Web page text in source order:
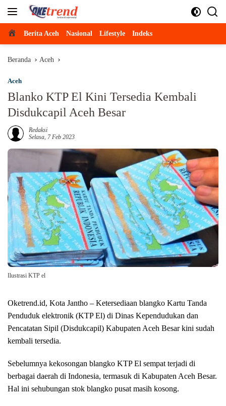
Beranda
Berita Aceh Nasional Lifestyle Indeks
Beranda Aceh
Aceh
Blanko KTP El Kini Tersedia Kembali
Disdukcapil Aceh Besar
Redaksi
Selasa, 7 Feb 2023
Ilustrasi KTP el
Oketrend.id, Kota Jantho – Ketersediaan blangko Kartu Tanda
Penduduk elektronik (KTP El) di Dinas Kependudukan dan
Pencatatan Sipil (Disdukcapil) Kabupaten Aceh Besar kini sudah
kembali tersedia.
Sebelumnya kekosongan blangko KTP El sempat terjadi di
berbagai daerah di Indonesia, termasuk di Kabupaten Aceh Besar.
Hal ini sehubungan stok blangko pusat masih kosong.